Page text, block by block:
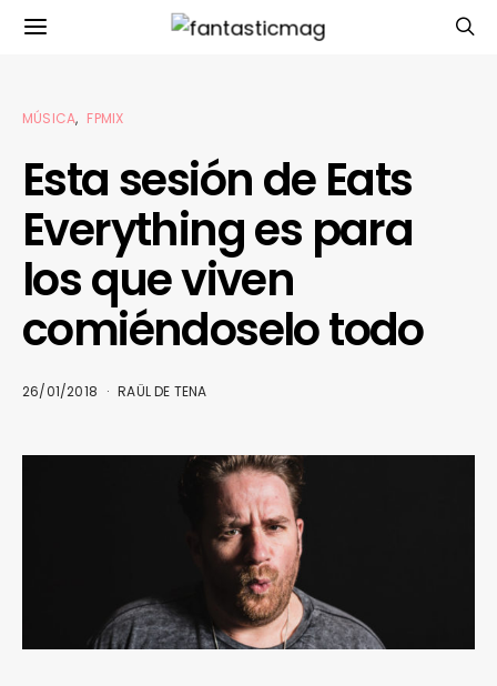
MÚSICA FPMIX
Esta sesión de Eats
Everything es para
los que viven
comiéndoselo todo
26/01/2018 RAÜL DE TENA